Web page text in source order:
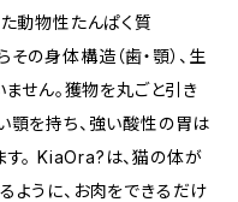
動物性たんぱく質
の身体構造（歯・顎）、生
ません。獲物を丸ごと引き
顎を持ち、強い酸性の胃は
。 KiaOra?は、猫の体が
うに、お肉をできるだけ